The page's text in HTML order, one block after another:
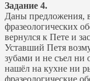
Задание 4.
Даны предложения,
фразеологических
вернулся к Пете и
Уставший Петя
зубами и не съел ни
нашёл на кухне ни